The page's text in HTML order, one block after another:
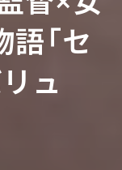
にも
ロー
品！
「セ
ュ
ら首
タニ
」